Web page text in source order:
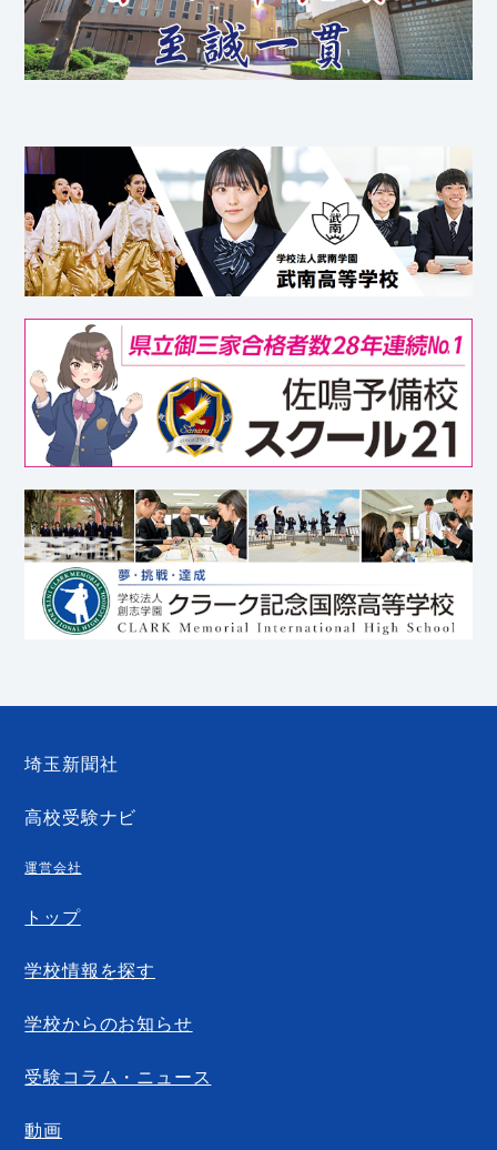
埼玉新聞社
高校受験ナビ
運営会社
トップ
学校情報を探す
学校からのお知らせ
受験コラム・ニュース
動画